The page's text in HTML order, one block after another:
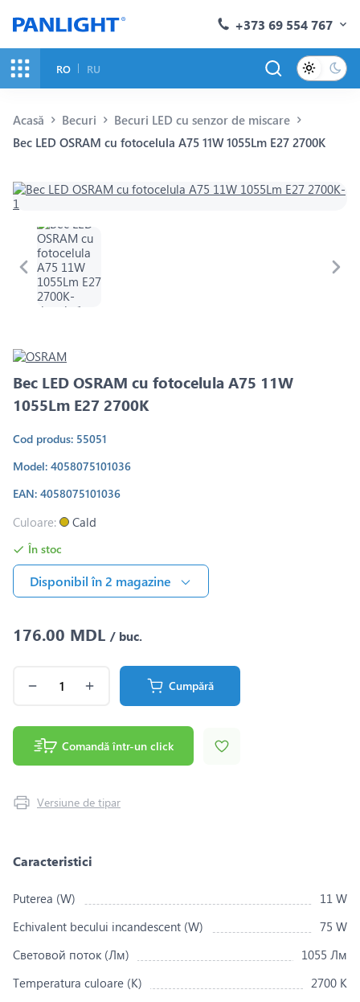
+373 69 554 767
RO RU
Acasă Becuri
Becuri LED cu senzor de miscare
Bec LED OSRAM cu fotocelula A75 11W 1055Lm E27 2700K
Bec LED OSRAM cu fotocelula A75 11W
1055Lm E27 2700K
Cod produs: 55051
Model: 4058075101036
EAN: 4058075101036
Culoare: Cald
În stoc
Disponibil în 2 magazine
176.00 MDL / buc.
Cumpără
Comandă într-un click
Versiune de tipar
Caracteristici
Puterea (W)
11 W
Echivalent becului incandescent (W)
75 W
Световой поток (Лм)
1055 Лм
Temperatura culoare (K)
2700 K